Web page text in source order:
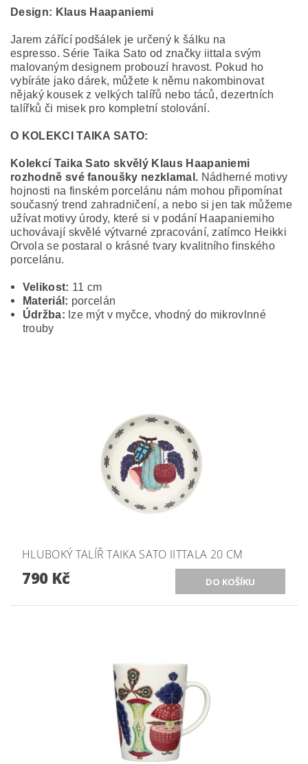
Design: Klaus Haapaniemi
Jarem zářící podšálek je určený k šálku na
espresso. Série Taika Sato od značky iittala svým
malovaným designem probouzí hravost. Pokud ho
vybíráte jako dárek, můžete k němu nakombinovat
nějaký kousek z velkých talířů nebo táců, dezertních
talířků či misek pro kompletní stolování.
O KOLEKCI TAIKA SATO:
Kolekcí Taika Sato skvělý Klaus Haapaniemi
rozhodně své fanoušky nezklamal. Nádherné motivy
hojnosti na finském porcelánu nám mohou připomínat
současný trend zahradničení, a nebo si jen tak můžeme
užívat motivy úrody, které si v podání Haapaniemiho
uchovávají skvělé výtvarné zpracování, zatímco Heikki
Orvola se postaral o krásné tvary kvalitního finského
porcelánu.
Velikost: 11 cm
Materiál: porcelán
Údržba: lze mýt v myčce, vhodný do mikrovlnné
trouby
HLUBOKÝ TALÍŘ TAIKA SATO IITTALA 20 CM
790 Kč